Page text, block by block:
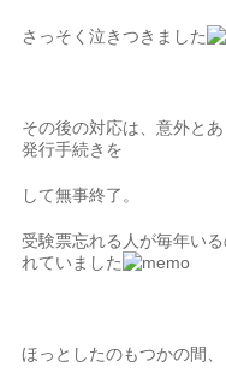
さっそく泣きつきました
その後の対応は、意外と
発行手続きを
して無事終了。
受験票忘れる人が毎年い
れていました
ほっとしたのもつかの間